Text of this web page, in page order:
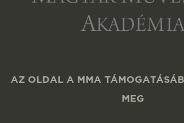
AZ OLDAL A MMA
MEG